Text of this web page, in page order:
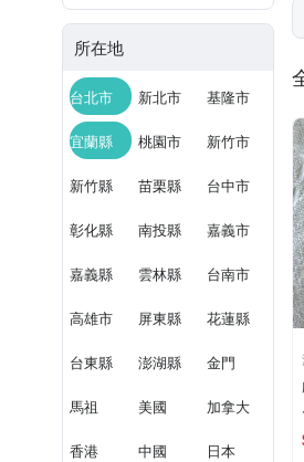
所在地
台北市 新北市 基隆市
宜蘭縣 桃園市 新竹市
新竹縣 苗栗縣 台中市
彰化縣 南投縣 嘉義市
嘉義縣 雲林縣 台南市
高雄市 屏東縣 花蓮縣
台東縣 澎湖縣 金門
馬祖 美國 加拿大
香港 中國 日本